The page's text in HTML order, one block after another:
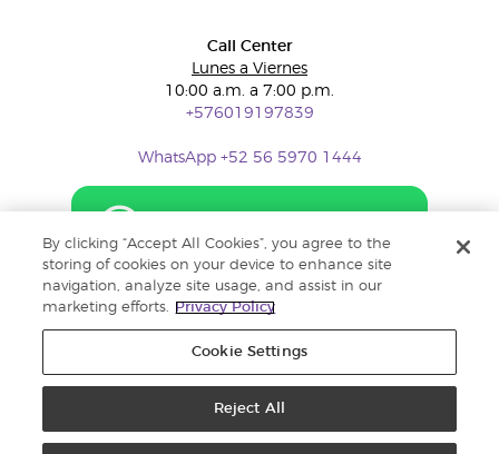
Call Center
Lunes a Viernes
10:00 a.m. a 7:00 p.m.
+576019197839
WhatsApp +52 56 5970 1444
By clicking “Accept All Cookies”, you agree to the
storing of cookies on your device to enhance site
navigation, analyze site usage, and assist in our
marketing efforts.
Privacy Policy
Cookie Settings
Reject All